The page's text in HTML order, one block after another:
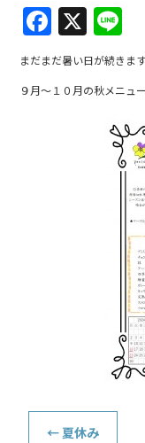
F
a
c
e
X
n
e
まだまだ暑い日が続きま
９月～１０月の秋メニュ
←夏休み